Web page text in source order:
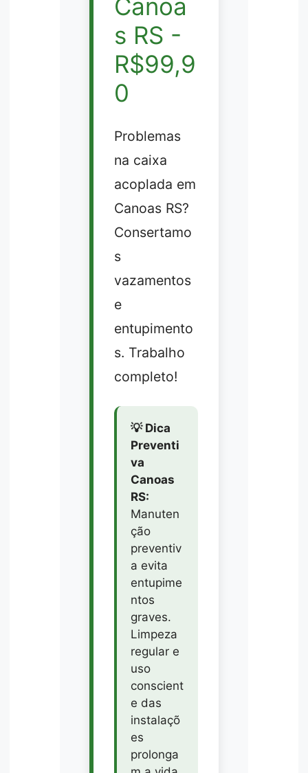
Canoa
s RS -
R$99,9
0
Problemas
na caixa
acoplada em
Canoas RS?
Consertamo
s
vazamentos
e
entupimento
s. Trabalho
completo!
💡 Dica
Preventi
va
Canoas
RS:
Manuten
ção
preventiv
a evita
entupime
ntos
graves.
Limpeza
regular e
uso
conscient
e das
instalaçõ
es
prolonga